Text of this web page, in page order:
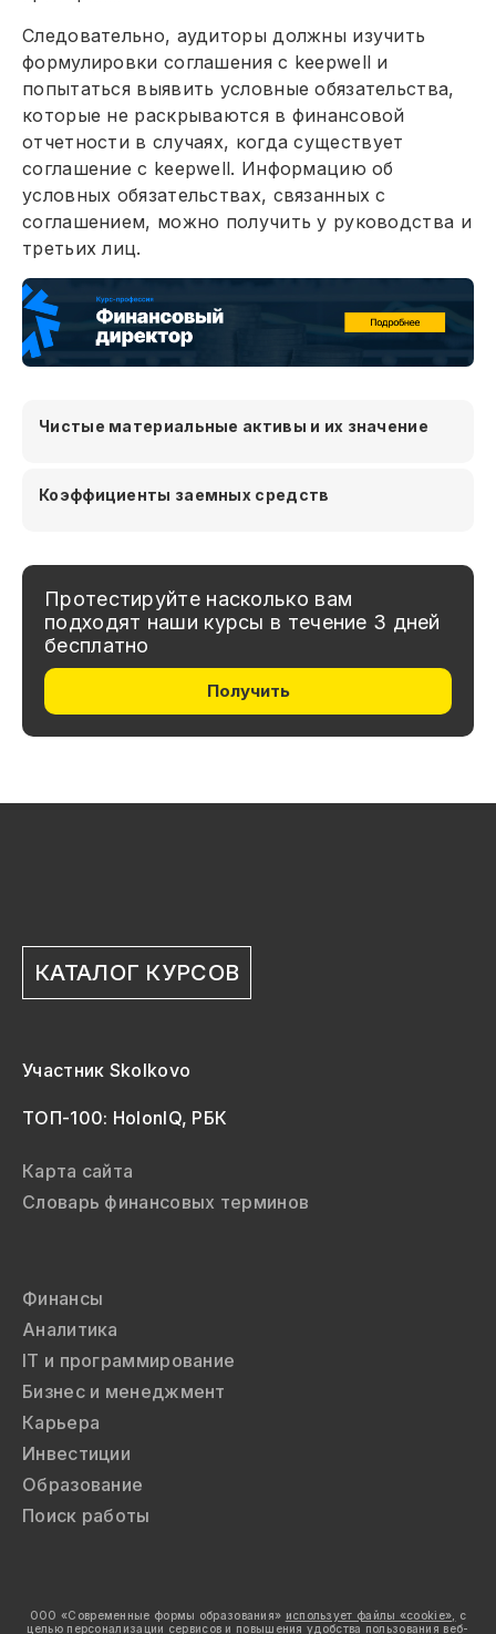
Следовательно, аудиторы должны изучить
формулировки соглашения с keepwell и
попытаться выявить условные обязательства,
которые не раскрываются в финансовой
отчетности в случаях, когда существует
соглашение с keepwell. Информацию об
условных обязательствах, связанных с
соглашением, можно получить у руководства и
третьих лиц.
Чистые материальные активы и их значение
Коэффициенты заемных средств
Протестируйте насколько вам
подходят наши курсы в течение 3 дней
бесплатно
Получить
КАТАЛОГ КУРСОВ
Участник Skolkovo
ТОП-100: HolonIQ, РБК
Карта сайта
Словарь финансовых терминов
Финансы
Аналитика
IT и программирование
Бизнес и менеджмент
Карьера
Инвестиции
Образование
Поиск работы
ООО «Современные формы образования» использует файлы «cookie»,
с
целью персонализации сервисов и повышения удобства пользования веб-